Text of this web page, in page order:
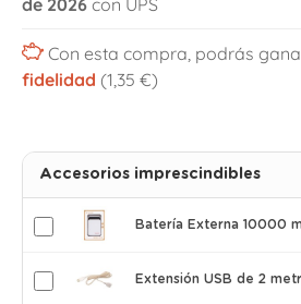
de 2026 con UPS
Con esta compra, podrás
fidelidad (1,35 €)
Accesorios imprescindibles
Batería Externa 10000
Extensión USB de 2